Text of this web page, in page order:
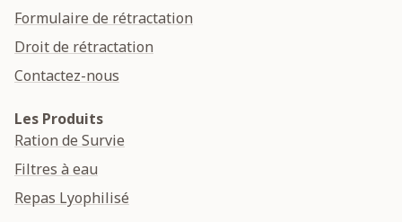
Formulaire de rétractation
Droit de rétractation
Contactez-nous
Les Produits
Ration de Survie
Filtres à eau
Repas Lyophilisé